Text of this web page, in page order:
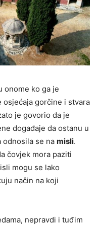
onome ko ga je
osjećaja gorčine i stvara
je govorio da je
događaje da ostanu u
odnosila se na misli.
čovjek mora paziti
mogu se lako
način na koji
nepravdi i tuđim